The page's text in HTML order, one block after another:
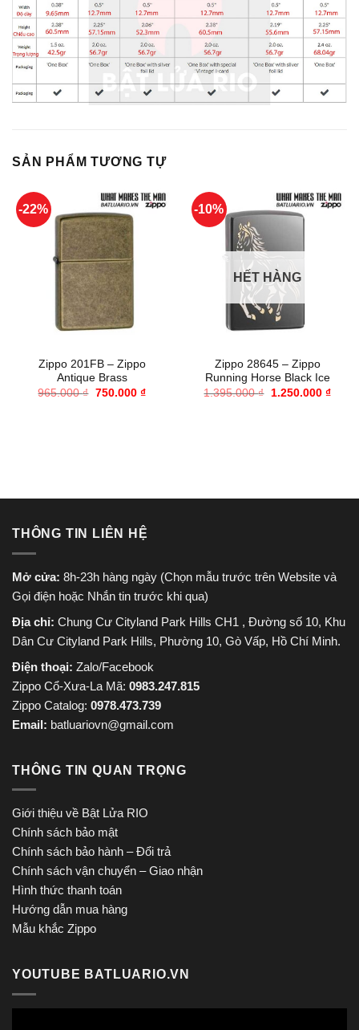
SẢN PHẨM TƯƠNG TỰ
-22%
Zippo 201FB – Zippo
Antique Brass
965.000₫ Giá
750.000 ₫Giá
-10%
HẾT HÀNG
Zippo 28645 – Zippo
Running Horse Black Ice
1.395.000₫
Giá
1.250.000 ₫Giá
THÔNG TIN LIÊN HỆ
Mở cửa: 8h-23h hàng ngày (Chọn mẫu trước trên Website và
Gọi điện hoặc Nhắn tin trước khi qua)
Địa chỉ: Chung Cư Cityland Park Hills CH1 , Đường số 10, Khu
Dân Cư Cityland Park Hills, Phường 10, Gò Vấp, Hồ Chí Minh.
Điện thoại: Zalo/Facebook
Zippo Cổ-Xưa-La Mã: 0983.247.815
Zippo Catalog: 0978.473.739
Email: batluariovn@gmail.com
THÔNG TIN QUAN TRỌNG
Giới thiệu về Bật Lửa RIO
Chính sách bảo mật
Chính sách bảo hành – Đổi trả
Chính sách vận chuyển – Giao nhận
Hình thức thanh toán
Hướng dẫn mua hàng
Mẫu khắc Zippo
YOUTUBE BATLUARIO.VN